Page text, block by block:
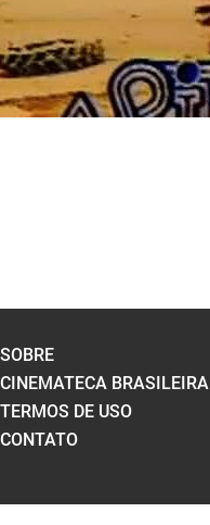
SOBRE
CINEMATECA BRASILEIRA
TERMOS DE USO
CONTATO